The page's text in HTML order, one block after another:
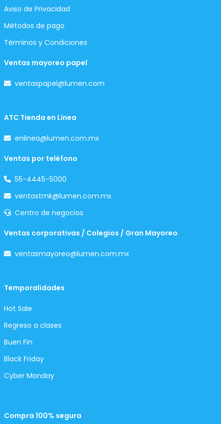
Aviso de Privacidad
Métodos de pago
Términos y Condiciones
Ventas mayoreo papel
ventaspapel@lumen.com
ATC Tienda en Línea
enlinea@lumen.com.mx
Ventas por teléfono
55-4445-5000
ventastmk@lumen.com.mx
Centro de negocios
Ventas corporativas / Colegios / Gran Mayoreo
ventasmayoreo@lumen.com.mx
Temporalidades
Hot Sale
Regreso a clases
Buen Fin
Black Friday
Cyber Monday
Compra 100% segura